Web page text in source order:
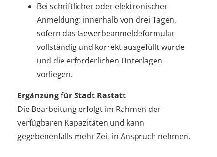
Bei schriftlicher oder elektronischer
Anmeldung: innerhalb von drei Tagen,
sofern das Gewerbeanmeldeformular
vollständig und korrekt ausgefüllt wurde
und die erforderlichen Unterlagen
vorliegen.
Ergänzung für Stadt Rastatt
Die Bearbeitung erfolgt im Rahmen der
verfügbaren Kapazitäten und kann
gegebenenfalls mehr Zeit in Anspruch nehmen.